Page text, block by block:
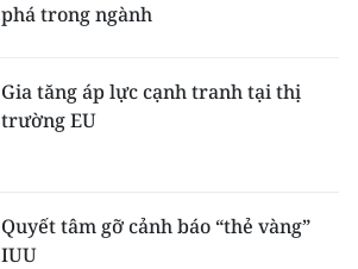
phá trong ngành
Gia tăng áp lực cạnh tranh tại thị
trường EU
Quyết tâm gỡ cảnh báo “thẻ vàng”
IUU